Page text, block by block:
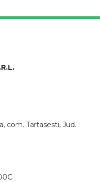
com. Tartasesti, Jud.